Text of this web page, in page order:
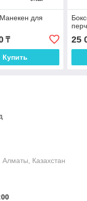
для
₸
Купить
25
Казахстан